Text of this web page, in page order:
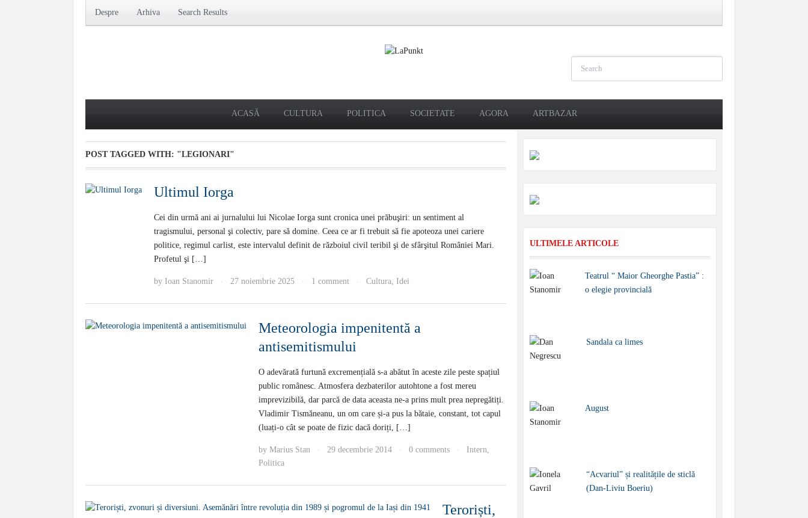
Despre Arhiva Search Results
ACASĂ CULTURA POLITICA SOCIETATE AGORA ARTBAZAR
POST TAGGED WITH: "LEGIONARI"
Ultimul Iorga
Cei din urmă ani ai jurnalului lui Nicolae Iorga sunt cronica unei prăbuşiri: un sentiment al
tragismului, personal şi colectiv, pare să domine. Ceea ce ar fi trebuit să fie apoteoza unei cariere
politice, regimul carlist, este intervalul definit de războiul civil teribil şi de sfârşitul României Mari.
Profetul şi […]
by Ioan Stanomir · 27 noiembrie 2025 · 1 comment · Cultura, Idei
Meteorologia impenitentă a
antisemitismului
O adevărată furtună excremențială s-a abătut în aceste zile peste spațiul
public românesc. Atmosfera dezbaterilor autohtone a fost mereu
imprevizibilă, dar parcă de data aceasta ne-a prins mult prea nepregătiți.
Vladimir Tismăneanu, un om care și-a pus la bătaie, constant, tot capul
(luați-o cât se poate de fizic dacă doriți, […]
by Marius Stan · 29 decembrie 2014 · 0 comments · Intern,
Politica
Teroriști,
ULTIMELE ARTICOLE
Teatrul “ Maior Gheorghe Pastia” :
o elegie provincială
Sandala ca limes
August
“Acvariul” și realitățile de sticlă
(Dan-Liviu Boeriu)